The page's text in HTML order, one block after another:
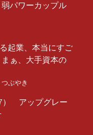
パワーカップル
起業、本当にすご
ぁ、大手資本の
つぶやき
） アップグレー